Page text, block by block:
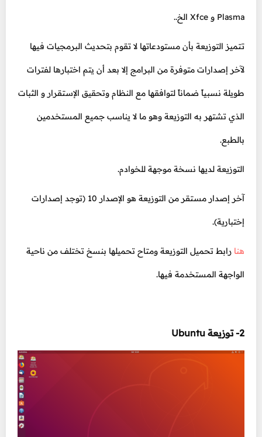
Plasma و Xfce الخ..
تتميز التوزيعة بأن مستودعاتها لا تقوم بتحديث البرمجيات فيها
لآخر إصدارات متوفرة من البرامج إلا بعد أن يتم اختبارها لفترات
طويلة نسبياً ضماناً لتوافقها مع النظام وتحقيق الإستقرار و الثبات
الذي تشتهر به التوزيعة وهو ما لا يناسب جميع المستخدمين
بالطبع.
التوزيعة لديها نسخة موجهة للخوادم.
آخر إصدار مستقر من التوزيعة هو الإصدار 10 (توجد إصدارات
إختبارية).
هنا رابط تحميل التوزيعة ومتاح تحميلها بنسخ تختلف من ناحية
الواجهة المستخدمة فيها.
2- توزيعة Ubuntu